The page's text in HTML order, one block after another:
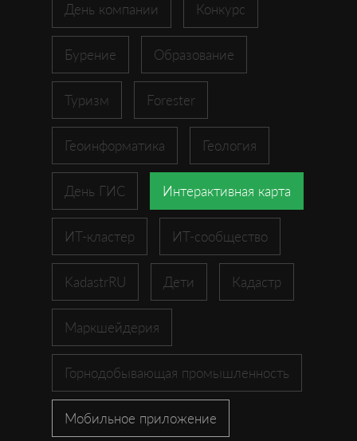
День компании Конкурс
Бурение Образование
Туризм Forester
Геоинформатика Геология
День ГИС Интерактивная карта
ИТ-кластер ИТ-сообщество
KadastrRU Дети Кадастр
Маркшейдерия
Горнодобывающая промышленность
Мобильное приложение